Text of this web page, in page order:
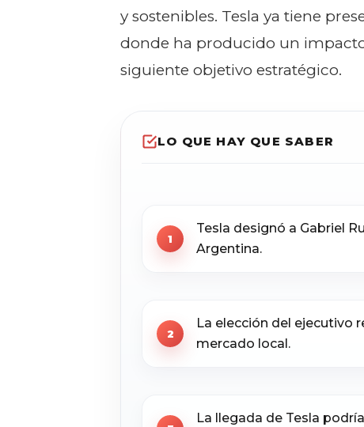
y sostenibles. Tesla ya tiene
donde ha producido un
siguiente objetivo estratégico.
LO QUE HAY QUE SABER
Tesla designó a Gabriel
Argentina.
La elección del ejecutivo
mercado local.
La llegada de Tesla